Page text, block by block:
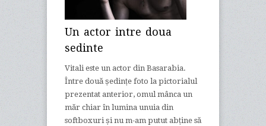
Un actor intre doua
sedinte
Vitali este un actor din Basarabia.
Între două ședințe foto la pictorialul
prezentat anterior, omul mânca un
măr chiar în lumina unuia din
softboxuri și nu m-am putut abține să